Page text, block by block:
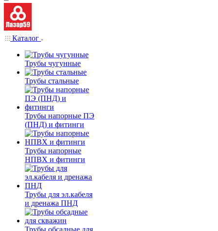
Каталог
Трубы чугунные
Трубы стальные
Трубы напорные ПЭ
(ПНД) и фитинги
Трубы напорные
НПВХ и фитинги
Трубы для эл.кабеля
и дренажа ПНД
Трубы обсадные для